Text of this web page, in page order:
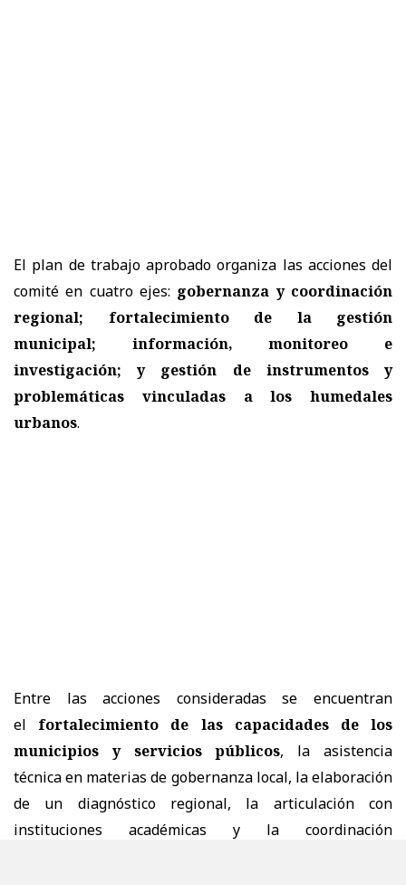
El plan de trabajo aprobado organiza las acciones del
comité en cuatro ejes: gobernanza y coordinación
regional; fortalecimiento de la gestión
municipal; información, monitoreo e
investigación; y gestión de instrumentos y
problemáticas vinculadas a los humedales
urbanos.
Entre las acciones consideradas se encuentran
el
fortalecimiento de las capacidades de los
municipios y servicios públicos, la asistencia
técnica en materias de gobernanza local, la elaboración
de un diagnóstico regional, la articulación con
instituciones académicas y la coordinación